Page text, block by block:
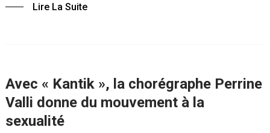
Lire La Suite
Avec « Kantik », la chorégraphe Perrine
Valli donne du mouvement à la
sexualité